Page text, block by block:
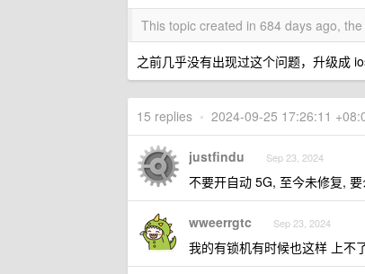
This topic created in 684 days ago,
之前几乎没有出现过这个问题，升级成
15 replies • 2024-09-25 17:26:11
justfindu Sep 23, 2024
不要开自动 5G, 至今未修复,
wweerrgtc Sep 23, 2024
我的有锁机有时候也这样 上不